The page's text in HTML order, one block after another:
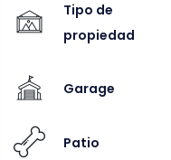
Tipo de
propiedad
Garage
Patio